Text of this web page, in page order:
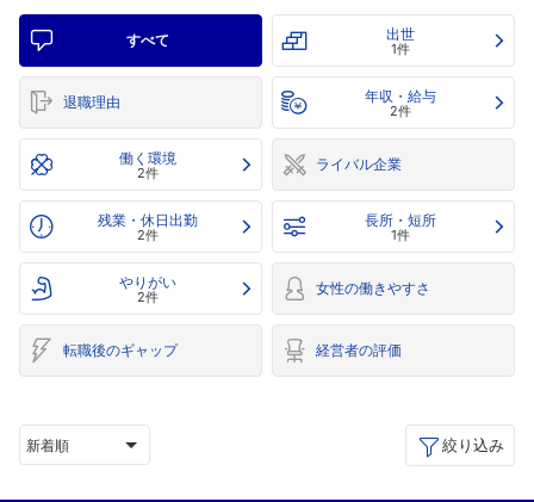
すべて 出世
1件
退職理由 年収・給与
2件
働く環境
2件 ライバル企業
残業・休日出勤
2件
長所・短所
1件
やりがい
2件 女性の働きやすさ
転職後のギャップ 経営者の評価
新着順 絞り込み